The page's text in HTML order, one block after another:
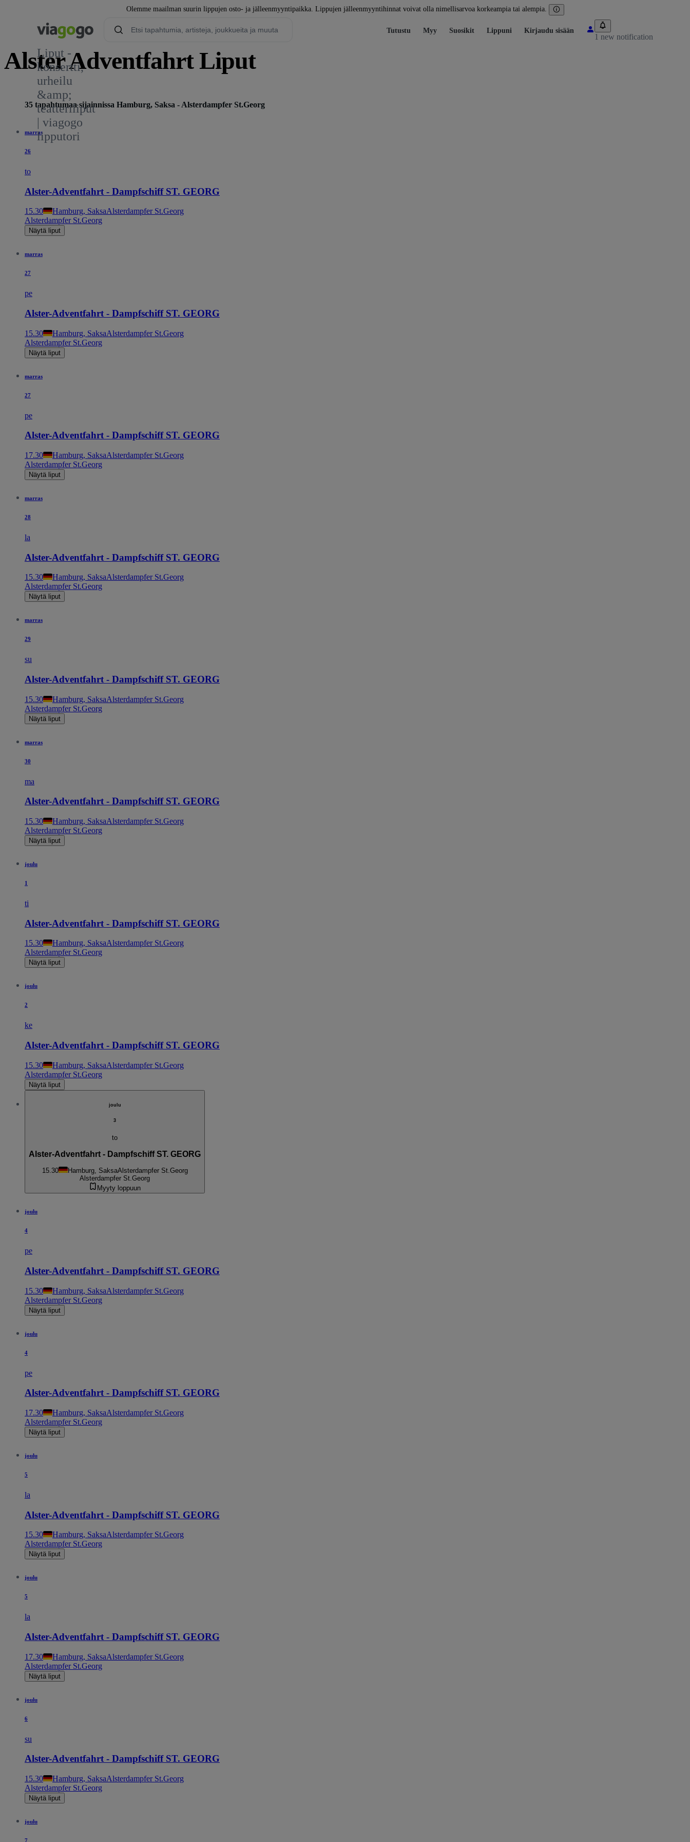
Olemme maailman suurin lippujen osto- ja jälleenmyyntipaikka. Lippujen jälleenmyyntihinnat voivat olla nimellisarvoa korkeampia tai alempia.
Liput -
konsertti,
urheilu
&amp;
teatteriliput
| viagogo
lipputori
Tutustu Myy Suosikit Lippuni Kirjaudu sisään
1 new notification
Alster Adventfahrt Liput
35 tapahtumaa sijainnissa Hamburg, Saksa - Alsterdampfer St.Georg
marras
26
to
Alster-Adventfahrt - Dampfschiff ST. GEORG
15.30 Hamburg, SaksaAlsterdampfer St.Georg
Alsterdampfer St.Georg
Näytä liput
marras
27
pe
Alster-Adventfahrt - Dampfschiff ST. GEORG
15.30 Hamburg, SaksaAlsterdampfer St.Georg
Alsterdampfer St.Georg
Näytä liput
marras
27
pe
Alster-Adventfahrt - Dampfschiff ST. GEORG
17.30 Hamburg, SaksaAlsterdampfer St.Georg
Alsterdampfer St.Georg
Näytä liput
marras
28
la
Alster-Adventfahrt - Dampfschiff ST. GEORG
15.30 Hamburg, SaksaAlsterdampfer St.Georg
Alsterdampfer St.Georg
Näytä liput
marras
29
su
Alster-Adventfahrt - Dampfschiff ST. GEORG
15.30 Hamburg, SaksaAlsterdampfer St.Georg
Alsterdampfer St.Georg
Näytä liput
marras
30
ma
Alster-Adventfahrt - Dampfschiff ST. GEORG
15.30 Hamburg, SaksaAlsterdampfer St.Georg
Alsterdampfer St.Georg
Näytä liput
joulu
1
ti
Alster-Adventfahrt - Dampfschiff ST. GEORG
15.30 Hamburg, SaksaAlsterdampfer St.Georg
Alsterdampfer St.Georg
Näytä liput
joulu
2
ke
Alster-Adventfahrt - Dampfschiff ST. GEORG
15.30 Hamburg, SaksaAlsterdampfer St.Georg
Alsterdampfer St.Georg
Näytä liput
joulu
3
to
Alster-Adventfahrt - Dampfschiff ST. GEORG
15.30 Hamburg, SaksaAlsterdampfer St.Georg
Alsterdampfer St.Georg
Myyty loppuun
joulu
4
pe
Alster-Adventfahrt - Dampfschiff ST. GEORG
15.30 Hamburg, SaksaAlsterdampfer St.Georg
Alsterdampfer St.Georg
Näytä liput
joulu
4
pe
Alster-Adventfahrt - Dampfschiff ST. GEORG
17.30 Hamburg, SaksaAlsterdampfer St.Georg
Alsterdampfer St.Georg
Näytä liput
joulu
5
la
Alster-Adventfahrt - Dampfschiff ST. GEORG
15.30 Hamburg, SaksaAlsterdampfer St.Georg
Alsterdampfer St.Georg
Näytä liput
joulu
5
la
Alster-Adventfahrt - Dampfschiff ST. GEORG
17.30 Hamburg, SaksaAlsterdampfer St.Georg
Alsterdampfer St.Georg
Näytä liput
joulu
6
su
Alster-Adventfahrt - Dampfschiff ST. GEORG
15.30 Hamburg, SaksaAlsterdampfer St.Georg
Alsterdampfer St.Georg
Näytä liput
joulu
7